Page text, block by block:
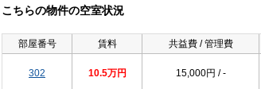
こちらの物件の空室状況
部屋番号 賃料 共益費 / 管理費
302 10.5万円 15,000円 / -